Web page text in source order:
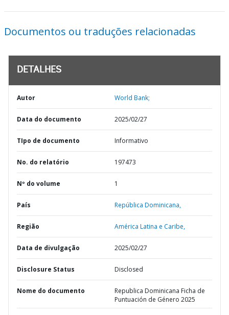
Documentos ou traduções relacionadas
DETALHES
Autor World Bank;
Data do documento 2025/02/27
TIpo de documento Informativo
No. do relatório 197473
Nº do volume 1
País República Dominicana,
Região América Latina e Caribe,
Data de divulgação 2025/02/27
Disclosure Status Disclosed
Nome do documento
Republica Dominicana Ficha de
Puntuación de Género 2025